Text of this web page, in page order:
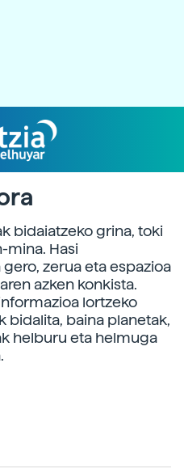
bidaiatzeko grina, toki
mina. Hasi
zerua eta espazioa
azken konkista.
lortzeko
bidalita, baina planetak,
helburu eta helmuga